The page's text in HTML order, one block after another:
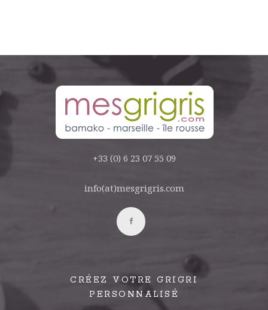
+33 (0) 6 23 07 55 09
info(at)mesgrigris.com
CRÉEZ VOTRE GRIGRI
PERSONNALISÉ